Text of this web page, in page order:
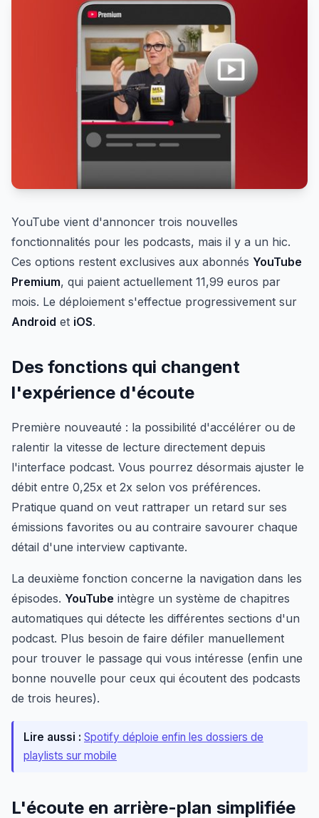
YouTube vient d'annoncer trois nouvelles
fonctionnalités pour les podcasts, mais il y a un hic.
Ces options restent exclusives aux abonnés YouTube
Premium, qui paient actuellement 11,99 euros par
mois. Le déploiement s'effectue progressivement sur
Android et iOS.
Des fonctions qui changent
l'expérience d'écoute
Première nouveauté : la possibilité d'accélérer ou de
ralentir la vitesse de lecture directement depuis
l'interface podcast. Vous pourrez désormais ajuster le
débit entre 0,25x et 2x selon vos préférences.
Pratique quand on veut rattraper un retard sur ses
émissions favorites ou au contraire savourer chaque
détail d'une interview captivante.
La deuxième fonction concerne la navigation dans les
épisodes. YouTube intègre un système de chapitres
automatiques qui détecte les différentes sections d'un
podcast. Plus besoin de faire défiler manuellement
pour trouver le passage qui vous intéresse (enfin une
bonne nouvelle pour ceux qui écoutent des podcasts
de trois heures).
Lire aussi : Spotify déploie enfin les dossiers de
playlists sur mobile
L'écoute en arrière-plan simplifiée